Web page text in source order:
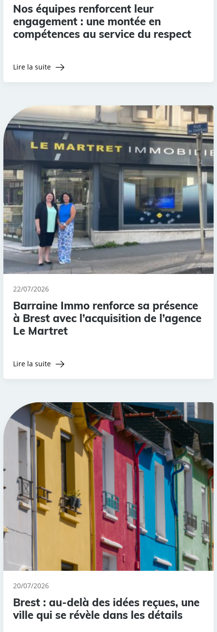
Nos équipes renforcent leur
engagement : une montée en
compétences au service du respect
Lire la suite
22/07/2026
Barraine Immo renforce sa présence
à Brest avec l’acquisition de l’agence
Le Martret
Lire la suite
20/07/2026
Brest : au-delà des idées reçues, une
ville qui se révèle dans les détails